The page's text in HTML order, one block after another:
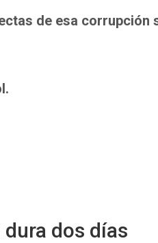
de esa corrupción
dos días